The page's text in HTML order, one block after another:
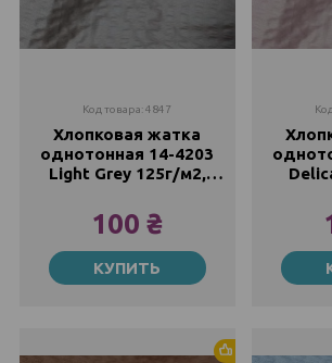
Код товара: 4847
Хлопковая жатка
однотонная 14-4203
Light Grey 125г/м2,
100 ₴
Метр
100 ₴ КУПИТЬ 100 ₴